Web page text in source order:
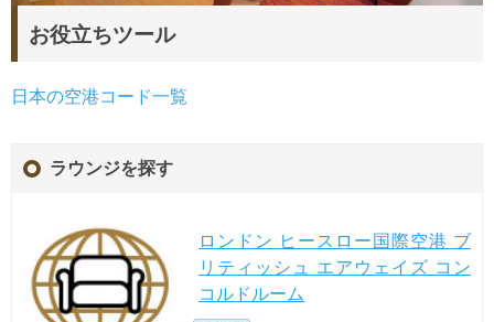
お役立ちツール
日本の空港コード一覧
ラウンジを探す
ロンドン ヒースロー国際空港 ブ
リティッシュ エアウェイズ コン
コルドルーム